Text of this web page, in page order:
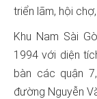
triển lãm, hội
Khu Nam Sài
1994 với diện
bàn các quận
đường Nguyễn